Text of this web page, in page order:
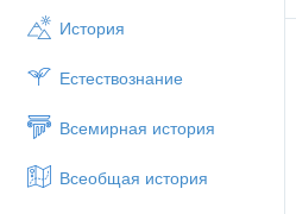
История
Естествознание
Всемирная история
Всеобщая история